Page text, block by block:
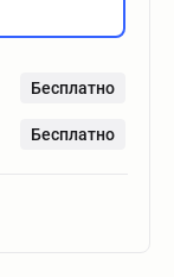
Бесплатно
Бесплатно